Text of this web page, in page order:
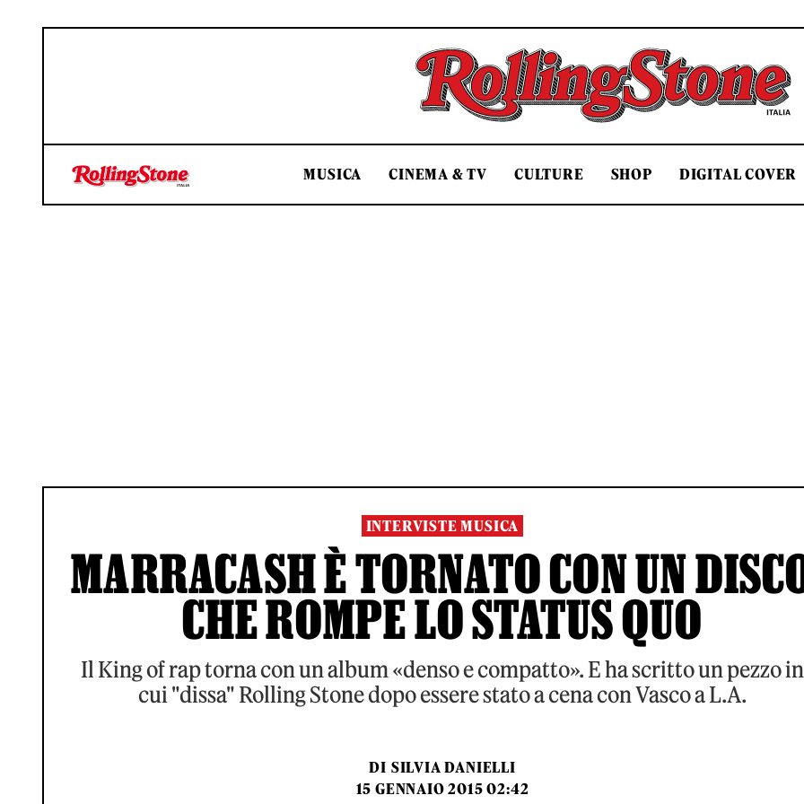
Rolling Stone Italia
MUSICA CINEMA & TV CULTURE SHOP DIGITAL COVER
INTERVISTE MUSICA
MARRACASH È TORNATO CON UN
CHE ROMPE LO STATUS QUO
Il King of rap torna con un album «denso e compatto». E ha scritto un pezzo in
cui "dissa" Rolling Stone dopo essere stato a cena con Vasco a L.A.
DI SILVIA DANIELLI
15 GENNAIO 2015 02:42